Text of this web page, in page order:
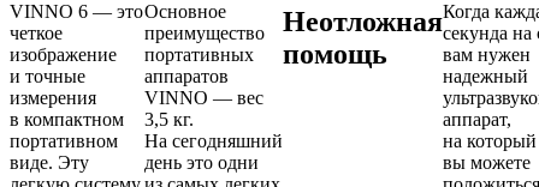
VINNO 6 — это
четкое
изображение
и точные
измерения
в компактном
портативном
виде. Эту
Основное
преимущество
портативных
аппаратов
VINNO — вес
3,5 кг.
На сегодняшний
день это одни
Неотложная
помощь
Когда
секунда на
вам нужен
надежный
аппарат,
на который
вы можете